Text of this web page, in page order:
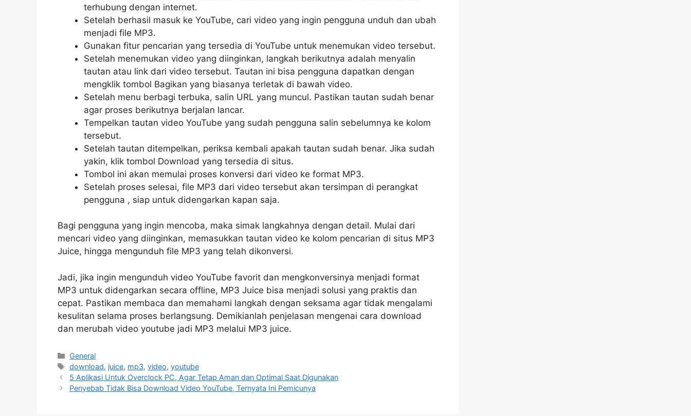
terhubung dengan internet.
Setelah berhasil masuk ke YouTube, cari video yang ingin pengguna unduh dan ubah
menjadi file MP3.
Gunakan fitur pencarian yang tersedia di YouTube untuk menemukan video tersebut.
Setelah menemukan video yang diinginkan, langkah berikutnya adalah menyalin
tautan atau link dari video tersebut. Tautan ini bisa pengguna dapatkan dengan
mengklik tombol Bagikan yang biasanya terletak di bawah video.
Setelah menu berbagi terbuka, salin URL yang muncul. Pastikan tautan sudah benar
agar proses berikutnya berjalan lancar.
Tempelkan tautan video YouTube yang sudah pengguna salin sebelumnya ke kolom
tersebut.
Setelah tautan ditempelkan, periksa kembali apakah tautan sudah benar. Jika sudah
yakin, klik tombol Download yang tersedia di situs.
Tombol ini akan memulai proses konversi dari video ke format MP3.
Setelah proses selesai, file MP3 dari video tersebut akan tersimpan di perangkat
pengguna , siap untuk didengarkan kapan saja.
Bagi pengguna yang ingin mencoba, maka simak langkahnya dengan detail. Mulai dari
mencari video yang diinginkan, memasukkan tautan video ke kolom pencarian di situs MP3
Juice, hingga mengunduh file MP3 yang telah dikonversi.
Jadi, jika ingin mengunduh video YouTube favorit dan mengkonversinya menjadi format
MP3 untuk didengarkan secara offline, MP3 Juice bisa menjadi solusi yang praktis dan
cepat. Pastikan membaca dan memahami langkah dengan seksama agar tidak mengalami
kesulitan selama proses berlangsung. Demikianlah penjelasan mengenai cara download
dan merubah video youtube jadi MP3 melalui MP3 juice.
Categories
General
Tags
download, juice, mp3,video,youtube
5 Aplikasi Untuk Overclock PC, Agar Tetap Aman dan Optimal Saat Digunakan
Penyebab Tidak Bisa Download Video YouTube, Ternyata Ini Pemicunya